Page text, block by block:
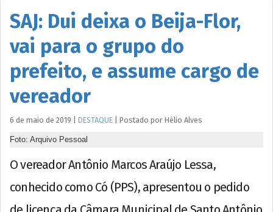
SAJ: Dui deixa o Beija-Flor,
vai para o grupo do
prefeito, e assume cargo de
vereador
6 de maio de 2019 DESTAQUE Postado por Hélio Alves
Foto: Arquivo Pessoal
O vereador Antônio Marcos Araújo Lessa,
conhecido como Có (PPS), apresentou o pedido